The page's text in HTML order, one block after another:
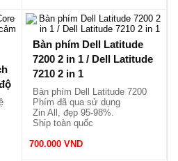
1.66kg.
Bàn phím Dell Latitude
7200 2 in 1 / Dell Latitude
7210 2 in 1
Bàn phím Dell Latitude 7200
Phím đã qua sử dụng
Zin All, đẹp 95-98%.
Ship toàn quốc
700.000 VND